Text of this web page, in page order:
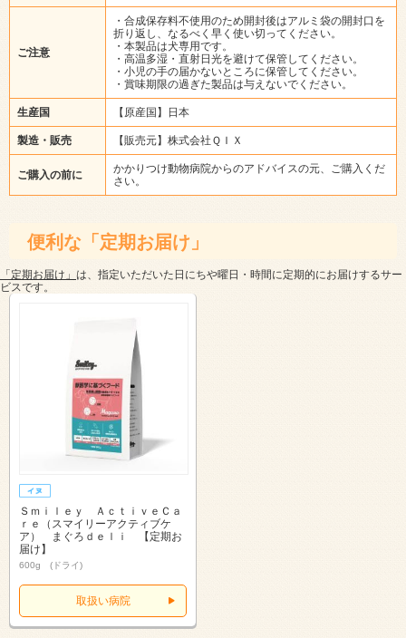
ご注意
・合成保存料不使用のため開封後はアルミ袋の開封口を
折り返し、なるべく早く使い切ってください。
・本製品は犬専用です。
・高温多湿・直射日光を避けて保管してください。
・小児の手の届かないところに保管してください。
・賞味期限の過ぎた製品は与えないでください。
生産国 【原産国】日本
製造・販売 【販売元】株式会社ＱＩＸ
ご購入の前に
かかりつけ動物病院からのアドバイスの元、ご購入くだ
さい。
便利な「定期お届け」
「定期お届け」 は、指定いただいた日にちや曜日・時間に定期的にお届けするサー
ビスです。
Ｓｍｉｌｅｙ ＡｃｔｉｖｅＣａ
ｒｅ（スマイリーアクティブケ
ア） まぐろｄｅｌｉ 【定期お
届け】
600g (ドライ)
取扱い病院